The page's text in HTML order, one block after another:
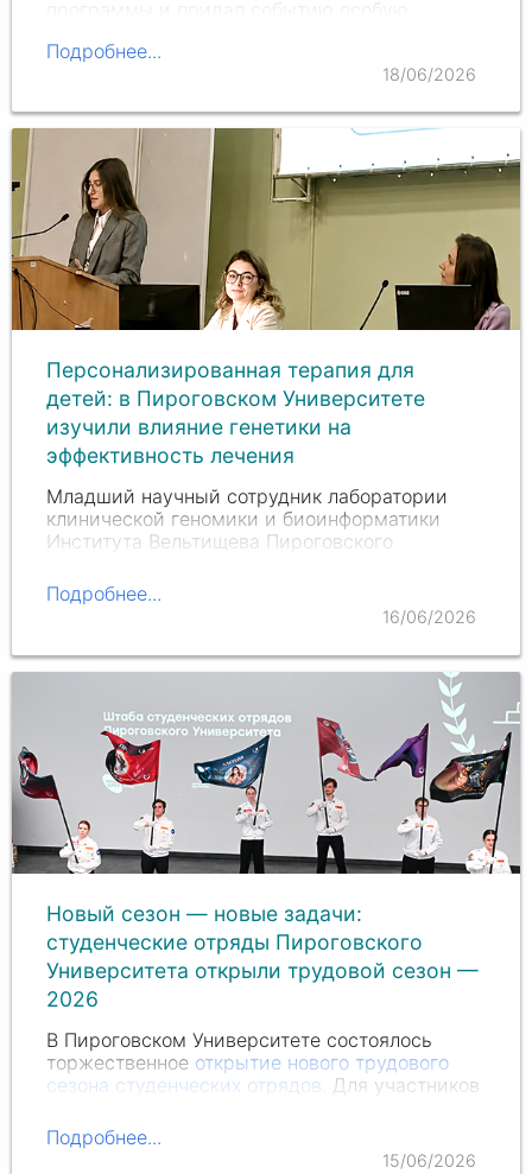
Подробнее...
18/06/2026
Персонализированная терапия для
детей: в Пироговском Университете
изучили влияние генетики на
эффективность лечения
Младший научный сотрудник лаборатории
клинической геномики и биоинформатики
Института Вельтищева Пироговского
Буяновавыступила с докладом на
X Национальном
конгрессе с международным
участием «Здоровые дети — будущее…
Подробнее...
16/06/2026
Новый сезон — новые задачи:
студенческие отряды Пироговского
Университета открыли трудовой сезон —
2026
В Пироговском Университете состоялось
торжественное открытие нового трудового
сезона студенческих отрядов. Для участников
этапа, а возможность продолжить работу в
проектах, где студенты получают
Подробнее...
15/06/2026